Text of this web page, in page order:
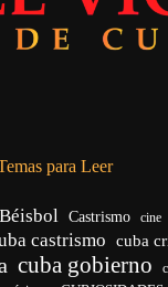
para Leer
Béisbol Castrismo cine
castrismo cuba
cuba gobierno